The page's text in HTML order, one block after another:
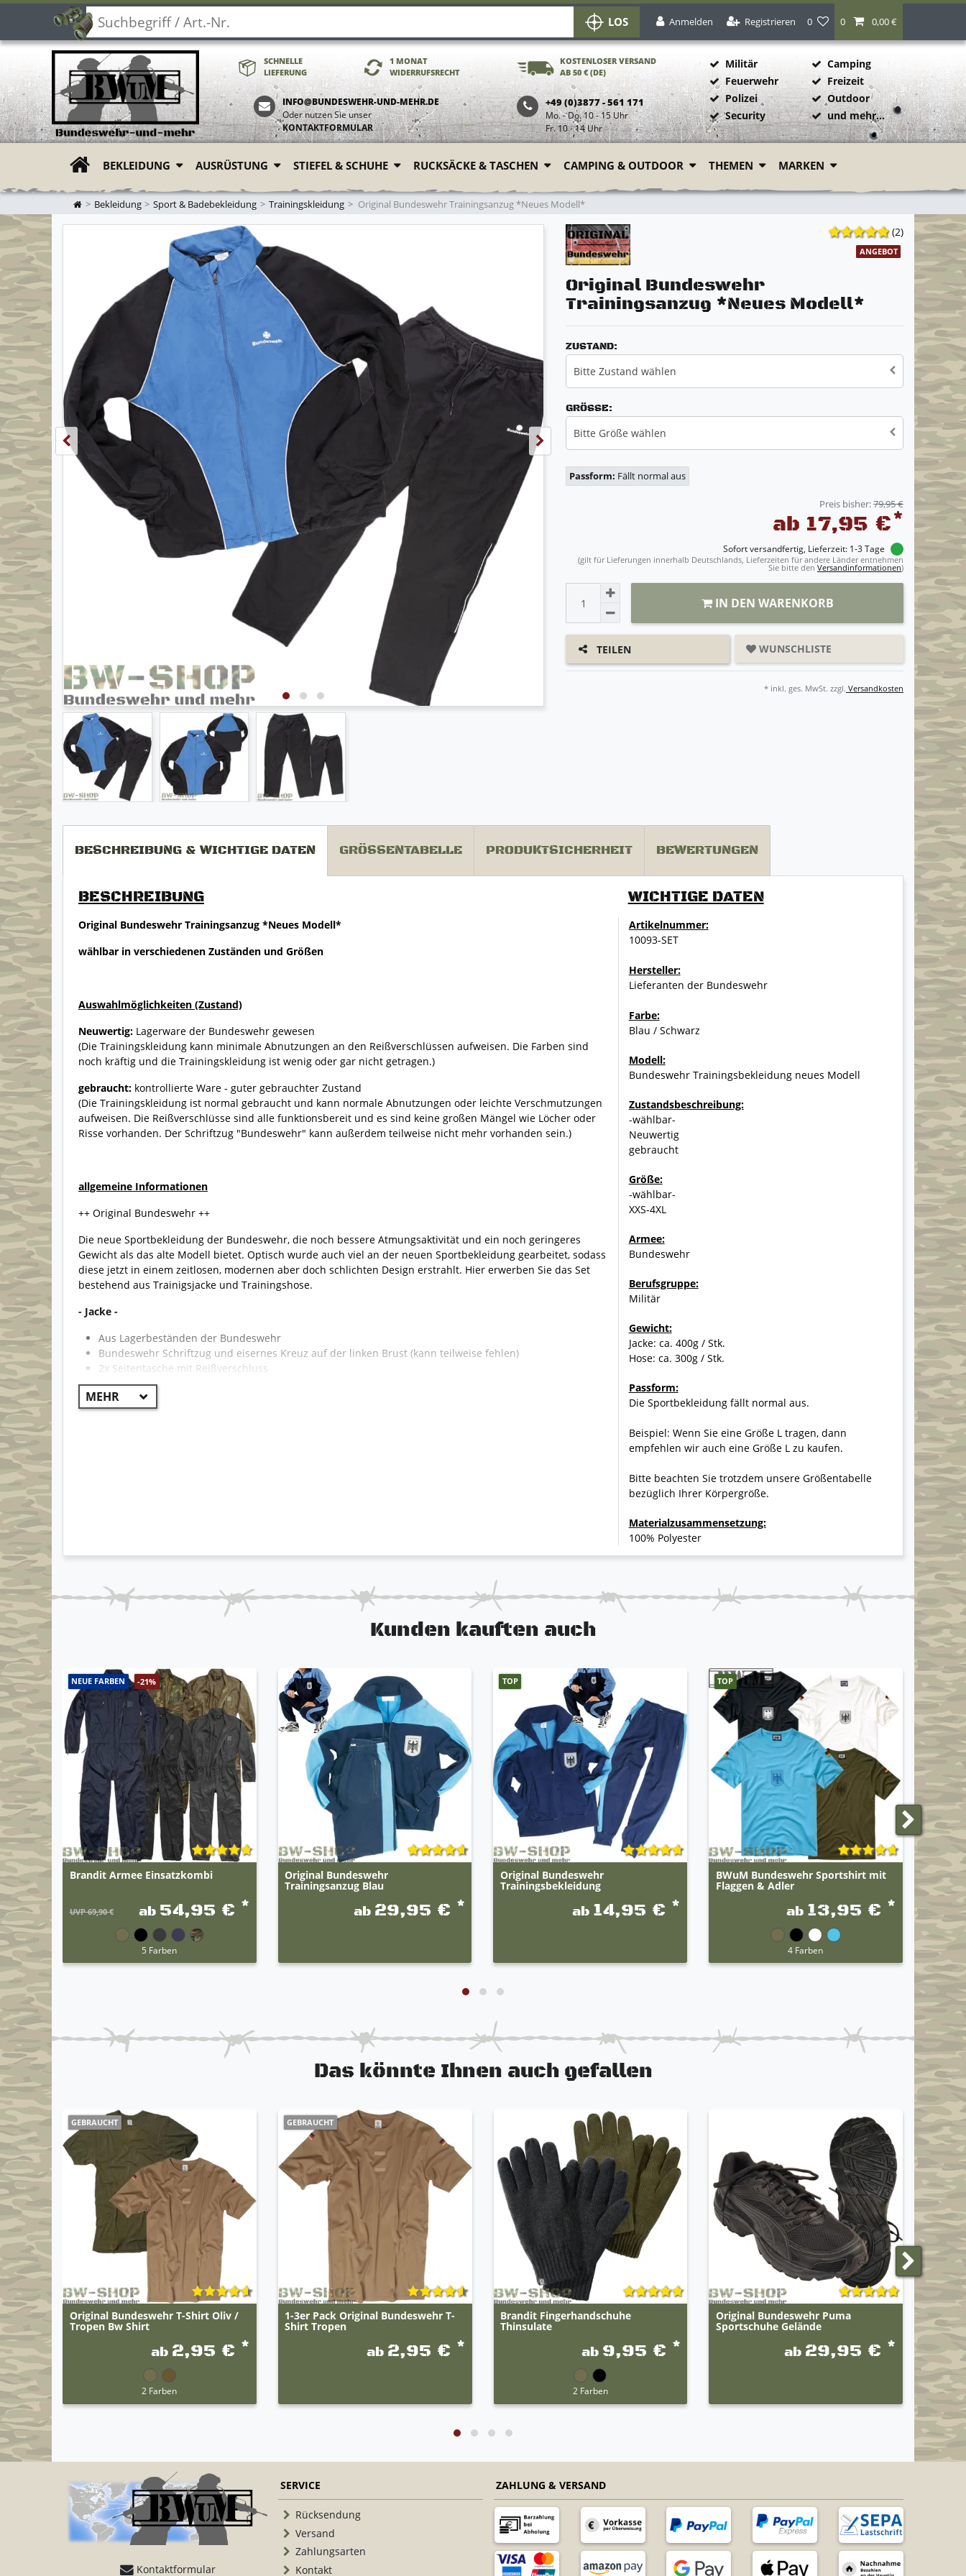
LOS Anmelden Registrieren 0 0 0,00 €
SCHNELLE
LIEFERUNG
1 MONAT
WIDERRUFSRECHT
KOSTENLOSER VERSAND
AB 50 € (DE)
INFO@BUNDESWEHR-UND-MEHR.DE
Oder nutzen Sie unser
KONTAKTFORMULAR
+49 (0)3877 - 561 171
Mo. - Do. 10 - 15 Uhr
Fr. 10 - 14 Uhr
Militär
Feuerwehr
Polizei
Security
Camping
Freizeit
Outdoor
und mehr...
ZUR STARTSEITE
BEKLEIDUNG AUSRÜSTUNG STIEFEL & SCHUHE RUCKSÄCKE & TASCHEN CAMPING & OUTDOOR THEMEN MARKEN
Bekleidung Sport & Badebekleidung Trainingskleidung Original Bundeswehr Trainingsanzug *Neues Modell*
(2)
ANGEBOT
Original Bundeswehr
Trainingsanzug *Neues Modell*
ZUSTAND:
Bitte Zustand wählen
GRÖSSE:
Bitte Größe wählen
Passform: Fällt normal aus
Preis bisher:79,95 €
ab 17,95 €*
Sofort versandfertig, Lieferzeit: 1-3 Tage
(gilt für Lieferungen innerhalb Deutschlands, Lieferzeiten für andere Länder entnehmen
Sie bitte den Versandinformationen)
IN DEN WARENKORB
TEILEN WUNSCHLISTE
* inkl. ges. MwSt. zzgl. Versandkosten
BESCHREIBUNG & WICHTIGE DATEN GRÖSSENTABELLE PRODUKTSICHERHEIT BEWERTUNGEN
BESCHREIBUNG
Original Bundeswehr Trainingsanzug *Neues Modell*
wählbar in verschiedenen Zuständen und Größen
Auswahlmöglichkeiten (Zustand)
Neuwertig: Lagerware der Bundeswehr gewesen
(Die Trainingskleidung kann minimale Abnutzungen an den Reißverschlüssen aufweisen. Die Farben sind
noch kräftig und die Trainingskleidung ist wenig oder gar nicht getragen.)
gebraucht: kontrollierte Ware - guter gebrauchter Zustand
(Die Trainingskleidung ist normal gebraucht und kann normale Abnutzungen oder leichte Verschmutzungen
aufweisen. Die Reißverschlüsse sind alle funktionsbereit und es sind keine großen Mängel wie Löcher oder
Risse vorhanden. Der Schriftzug "Bundeswehr" kann außerdem teilweise nicht mehr vorhanden sein.)
allgemeine Informationen
++ Original Bundeswehr ++
Die neue Sportbekleidung der Bundeswehr, die noch bessere Atmungsaktivität und ein noch geringeres
Gewicht als das alte Modell bietet. Optisch wurde auch viel an der neuen Sportbekleidung gearbeitet, sodass
diese jetzt in einem zeitlosen, modernen aber doch schlichten Design erstrahlt. Hier erwerben Sie das Set
bestehend aus Trainigsjacke und Trainingshose.
- Jacke -
Aus Lagerbeständen der Bundeswehr
Bundeswehr Schriftzug und eisernes Kreuz auf der linken Brust (kann teilweise fehlen)
2x Seitentasche mit Reißverschluss
hoher windschützender Kragen
stabiler Frontreißverschluss
atmungsaktiv und windabweisend
- Hose -
Bundeswehr Schriftzug und eisernes Kreuz auf dem linken Hosenbein (kann teilweise fehlen)
1x Gesäßtasche mit Reißverschluss
Gummizug mit Zugband am Bund
Reißverschluss am Beinabschluss für leichteres An- und Ausziehen
eingearbeitete Reflektorstreifen entlang der Jacke für optimale Sichtbarkeit
geringes Gewicht
angenehmer Tragekomfort
WICHTIGE DATEN
Artikelnummer:
10093-SET
Hersteller:
Lieferanten der Bundeswehr
Farbe:
Blau / Schwarz
Modell:
Bundeswehr Trainingsbekleidung neues Modell
Zustandsbeschreibung:
-wählbar-
Neuwertig
gebraucht
Größe:
-wählbar-
XXS-4XL
Armee:
Bundeswehr
Berufsgruppe:
Militär
Gewicht:
Jacke: ca. 400g / Stk.
Hose: ca. 300g / Stk.
Passform:
Die Sportbekleidung fällt normal aus.
Beispiel: Wenn Sie eine Größe L tragen, dann
empfehlen wir auch eine Größe L zu kaufen.
Bitte beachten Sie trotzdem unsere Größentabelle
bezüglich Ihrer Körpergröße.
Materialzusammensetzung:
100% Polyester
Kunden kauften auch
NEUE FARBEN -21%
Brandit Armee Einsatzkombi
UVP 69,90 € ab 54,95 € *
5 Farben
Original Bundeswehr
Trainingsanzug Blau
ab 29,95 € *
TOP
Original Bundeswehr
Trainingsbekleidung
ab 14,95 € *
TOP
BWuM Bundeswehr Sportshirt mit
Flaggen & Adler
ab 13,95 € *
4 Farben
Militär
Das könnte Ihnen auch gefallen
GEBRAUCHT
Original Bundeswehr T-Shirt Oliv /
Tropen Bw Shirt
ab 2,95 € *
2 Farben
GEBRAUCHT
1-3er Pack Original Bundeswehr T-
Shirt Tropen
ab 2,95 € *
Brandit Fingerhandschuhe
Thinsulate
ab 9,95 € *
2 Farben
Original Bundeswehr Puma
Sportschuhe Gelände
ab 29,95 € *
Kontaktformular
SERVICE
Rücksendung
Versand
Zahlungsarten
Kontakt
ZAHLUNG & VERSAND